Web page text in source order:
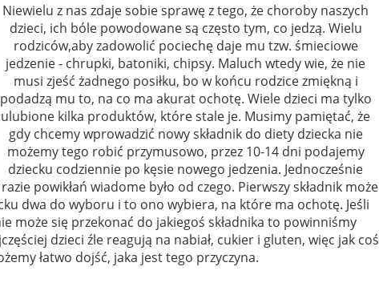
Niewielu z nas zdaje sobie sprawę z tego, że choroby naszych
dzieci, ich bóle powodowane są często tym, co jedzą. Wielu
rodziców,aby zadowolić pociechę daje mu tzw. śmieciowe
jedzenie - chrupki, batoniki, chipsy. Maluch wtedy wie, że nie
musi zjeść żadnego posiłku, bo w końcu rodzice zmiękną i
podadzą mu to, na co ma akurat ochotę. Wiele dzieci ma tylko
ulubione kilka produktów, które stale je. Musimy pamiętać, że
gdy chcemy wprowadzić nowy składnik do diety dziecka nie
możemy tego robić przymusowo, przez 10-14 dni podajemy
dziecku codziennie po kęsie nowego jedzenia. Jednocześnie
powikłań wiadome było od czego. Pierwszy składnik może
dwa do wyboru i to ono wybiera, na które ma ochotę. Jeśli
może się przekonać do jakiegoś składnika to powinniśmy
dzieci źle reagują na nabiał, cukier i gluten, więc jak coś
łatwo dojść, jaka jest tego przyczyna.